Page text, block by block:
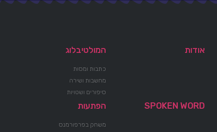
אודות המולטיבלוג
כתבות ומסות
מחשבות ושירה
סיפורים ושטויות
SPOKEN WORD הפתעות
משחק בפרפורמנס